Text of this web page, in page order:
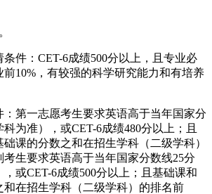
：CET-6成绩500分以上，且专业必
10%，有较强的科学研究能力和有培养
一志愿考生要求英语高于当年国家分
为准），或CET-6成绩480分以上；且
课的分数之和在招生学科（二级学科）
考生要求英语高于当年国家分数线25分
，或CET-6成绩500分以上；且基础课和
和在招生学科（二级学科）的排名前